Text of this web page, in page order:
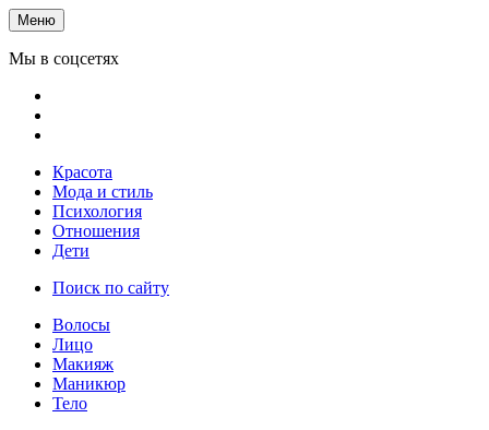
Меню
Мы в соцсетях
Красота
Мода и стиль
Психология
Отношения
Дети
Поиск по сайту
Волосы
Лицо
Макияж
Маникюр
Тело